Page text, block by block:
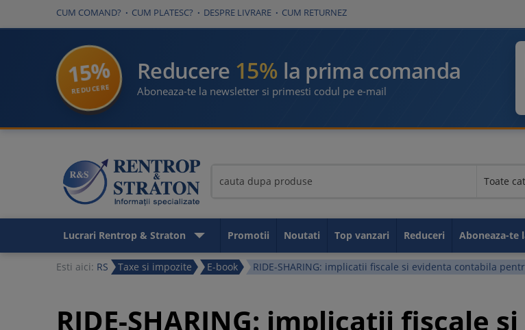
CUM COMAND? CUM PLATESC? DESPRE LIVRARE CUM RETURNEZ
15%
REDUCERE
Reducere 15% la prima comanda
Aboneaza-te la newsletter si primesti codul pe e-mail
Toate
Toate
GDPR
Idei de
Carti
Sanatate
Carti de
Carti
Taxe si
Lucrari Rentrop & Straton Promotii Noutati Top vanzari Reduceri Aboneaza-te
Esti aici: RS Taxe si impozite E-book RIDE-SHARING: implicatii fiscale si evidenta contabila
RIDE-SHARING: implicatii fiscale